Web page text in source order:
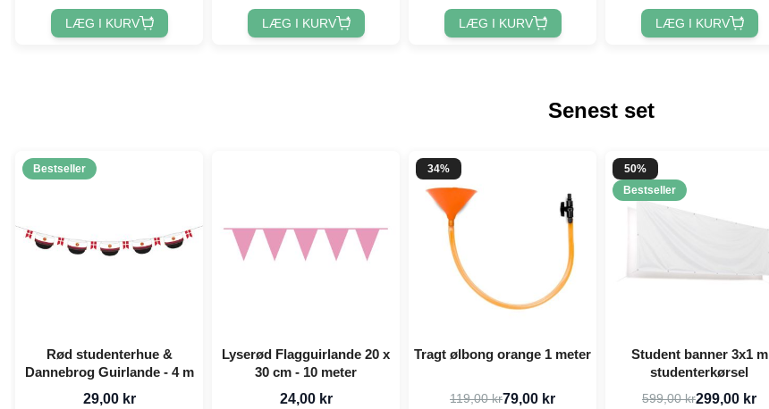
LÆG I KURV LÆG I KURV LÆG I KURV LÆG I KURV
Senest set
Bestseller
Rød studenterhue &
Dannebrog Guirlande - 4 m
29,00 kr
Lyserød Flagguirlande 20 x
30 cm - 10 meter
24,00 kr
34%
Tragt ølbong orange 1 meter
119,00 kr79,00 kr
50%
Bestseller
Student banner 3x1 m
studenterkørsel
599,00 kr299,00 kr